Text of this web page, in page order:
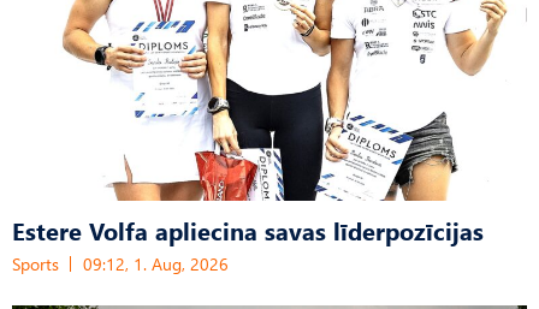
Estere Volfa apliecina savas līderpozīcijas
Sports 09:12, 1. Aug, 2026